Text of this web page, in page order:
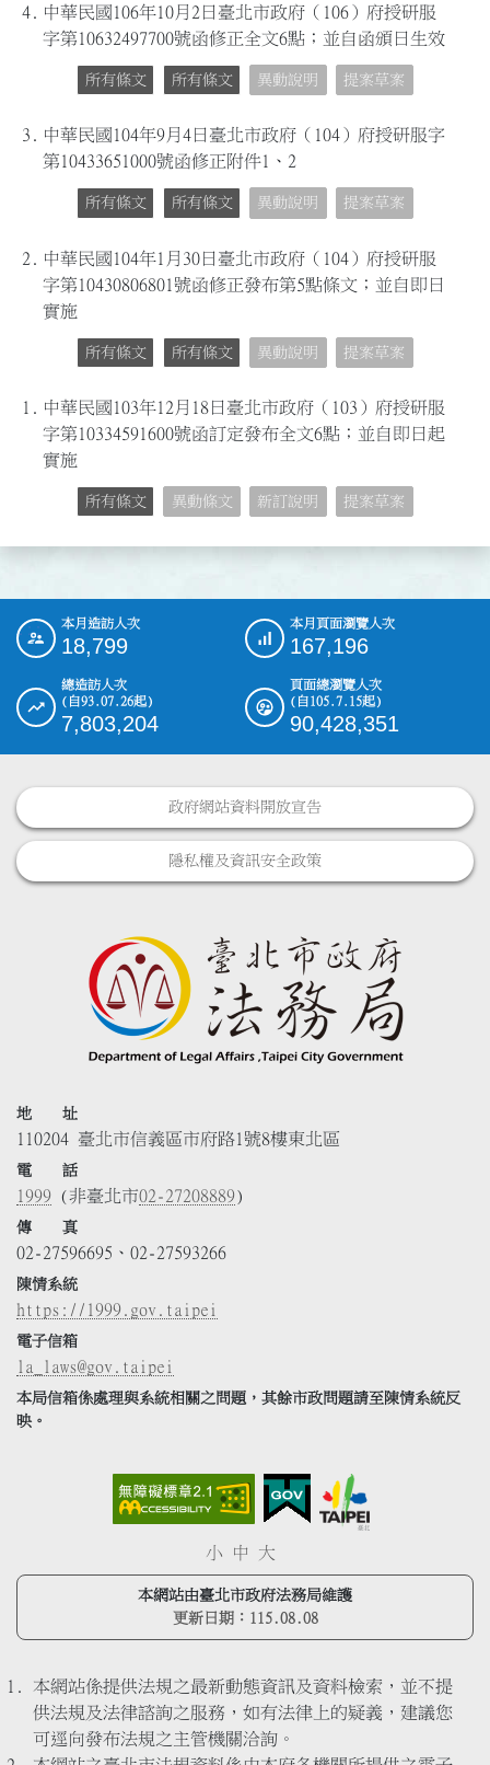
4.
中華民國106年10月2日臺北市政府（106）府授研服
字第10632497700號函修正全文6點；並自函頒日生效
所有條文 所有條文 異動說明 提案草案
3. 中華民國104年9月4日臺北市政府（104）府授研服字
第10433651000號函修正附件1、2
所有條文 所有條文 異動說明 提案草案
2.
中華民國104年1月30日臺北市政府（104）府授研服
字第10430806801號函修正發布第5點條文；並自即日
實施
所有條文 所有條文 異動說明 提案草案
1.
中華民國103年12月18日臺北市政府（103）府授研服
字第10334591600號函訂定發布全文6點；並自即日起
實施
所有條文 異動條文 新訂說明 提案草案
::: 本月造訪人次
18,799
本月頁面瀏覽人次
167,196
總造訪人次
(自93.07.26起)
7,803,204
頁面總瀏覽人次
(自105.7.15起)
90,428,351
政府網站資料開放宣告
隱私權及資訊安全政策
地 址
110204 臺北市信義區市府路1號8樓東北區
電 話
1999 (非臺北市02-27208889)
傳 真
02-27596695、02-27593266
陳情系統
https://1999.gov.taipei
電子信箱
la_laws@gov.taipei
本局信箱係處理與系統相關之問題，其餘市政問題請至陳情系統反
映。
小 中 大
本網站由臺北市政府法務局維護
更新日期： 115.08.08
本網站係提供法規之最新動態資訊及資料檢索，並不提
供法規及法律諮詢之服務，如有法律上的疑義，建議您
可逕向發布法規之主管機關洽詢。